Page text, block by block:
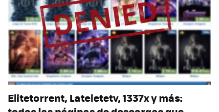
Elitetorrent, Lateletetv, 1337x y más: